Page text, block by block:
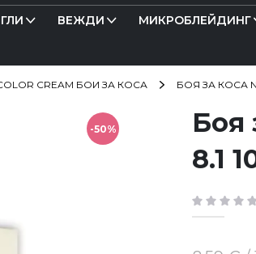
ВЕЖДИ МИКРОБЛЕЙДИНГ
CREAM БОИ ЗА КОСА БОЯ ЗА КОСА
Боя
8.1
рейтинг:
-50%